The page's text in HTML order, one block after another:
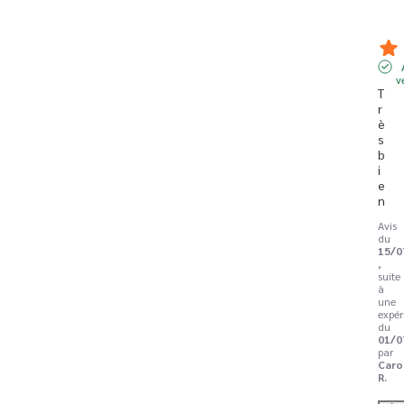
T
r
è
s
b
i
e
n
Avis
du
15/
,
suite
à
une
du
01/
par
R.